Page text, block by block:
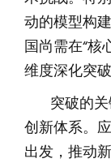
动的模型构
国尚需在“核
维度深化突破
突破的
创新体系。
出发，推动